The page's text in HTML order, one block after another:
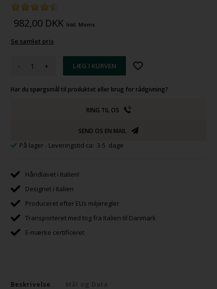
982,00 DKK Inkl. Moms
Se samlet pris
- +
Har du spørgsmål til produktet eller brug for rådgivning?
RING TIL OS
SEND OS EN MAIL
På lager - Leveringstid ca: 3-5 dage
Håndlavet i Italien!
Designet i Italien
Produceret efter EUs miljøregler
Transporteret med tog fra Italien til Danmark
E-mærke certificeret
Beskrivelse Mål og Data